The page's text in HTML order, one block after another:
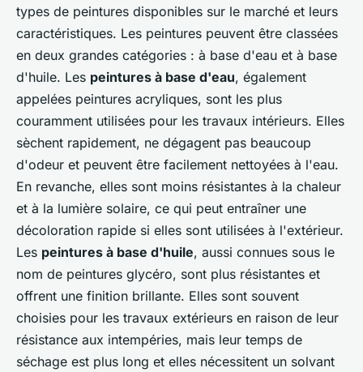
types de peintures disponibles sur le marché et leurs
caractéristiques. Les peintures peuvent être classées
en deux grandes catégories : à base d'eau et à base
d'huile. Les peintures à base d'eau, également
appelées peintures acryliques, sont les plus
couramment utilisées pour les travaux intérieurs. Elles
sèchent rapidement, ne dégagent pas beaucoup
d'odeur et peuvent être facilement nettoyées à l'eau.
En revanche, elles sont moins résistantes à la chaleur
et à la lumière solaire, ce qui peut entraîner une
décoloration rapide si elles sont utilisées à l'extérieur.
Les peintures à base d'huile, aussi connues sous le
nom de peintures glycéro, sont plus résistantes et
offrent une finition brillante. Elles sont souvent
choisies pour les travaux extérieurs en raison de leur
résistance aux intempéries, mais leur temps de
séchage est plus long et elles nécessitent un solvant